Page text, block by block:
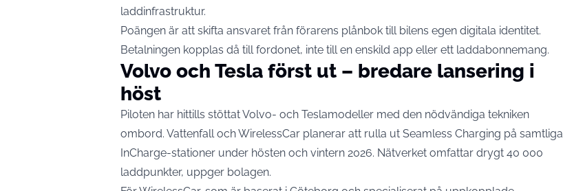
laddinfrastruktur.
Poängen är att skifta ansvaret från förarens plånbok till bilens egen digitala identitet.
Betalningen kopplas då till fordonet, inte till en enskild app eller ett laddabonnemang.
Volvo och Tesla först ut – bredare lansering i
höst
Piloten har hittills stöttatVolvo- och Teslamodeller med den nödvändiga tekniken
ombord. Vattenfall och WirelessCar planerar att rulla ut Seamless Charging på samtliga
InCharge-stationer under hösten och vintern 2026. Nätverket omfattar drygt 40 000
laddpunkter, uppger bolagen.